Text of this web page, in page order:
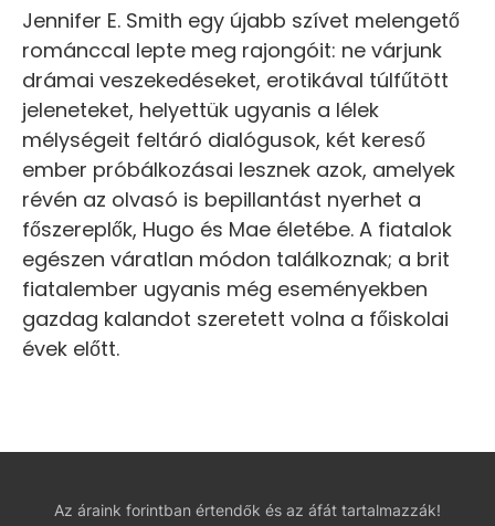
Jennifer E. Smith egy újabb szívet melengető
románccal lepte meg rajongóit: ne várjunk
drámai veszekedéseket, erotikával túlfűtött
jeleneteket, helyettük ugyanis a lélek
mélységeit feltáró dialógusok, két kereső
ember próbálkozásai lesznek azok, amelyek
révén az olvasó is bepillantást nyerhet a
főszereplők, Hugo és Mae életébe. A fiatalok
egészen váratlan módon találkoznak; a brit
fiatalember ugyanis még eseményekben
gazdag kalandot szeretett volna a főiskolai
évek előtt.
Az áraink forintban értendők és az áfát tartalmazzák!